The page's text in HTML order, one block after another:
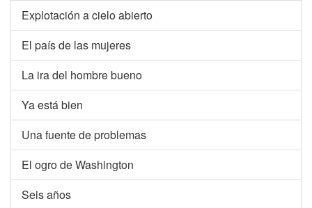
Explotación a cielo abierto
El país de las mujeres
La ira del hombre bueno
Ya está bien
Una fuente de problemas
El ogro de Washington
Seis años